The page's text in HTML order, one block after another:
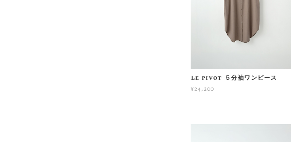
Le pivot ５分袖ワンピース
¥24,200